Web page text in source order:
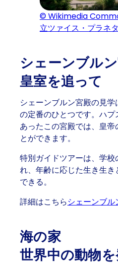
© Wikimedia
立ツァイス・プラネ
シェーンブル
皇室を追って
シェーンブルン宮殿の見
の定番のひとつです。ハ
あったこの宮殿では、皇
とができます。
特別ガイドツアーは、学校
れ、年齢に応じた生き生
できる。
詳細はこちらシェーンブル
海の家
世界中の動物